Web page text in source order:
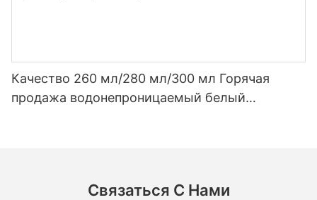
Качество 260 мл/280 мл/300 мл Горячая
продажа водонепроницаемый белый
Связаться С Нами